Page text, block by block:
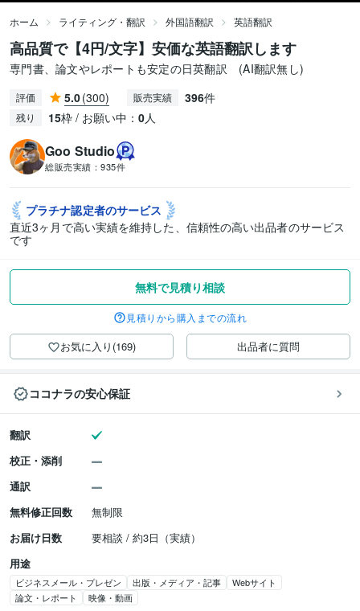
ホーム ライティング・翻訳 外国語翻訳 英語翻訳
高品質で【4円/文字】安価な英語翻訳します
専門書、論文やレポートも安定の日英翻訳 (AI翻訳無し)
評価 5.0(300) 販売実績 396件
残り 15枠 / お願い中： 0人
Goo Studio
総販売実績： 935件
プラチナ認定者のサービス
直近3ヶ月で高い実績を維持した、信頼性の高い出品者のサービス
です
無料で見積り相談
見積りから購入までの流れ
お気に入り(169) 出品者に質問
ココナラの安心保証
翻訳
校正・添削
通訳
無料修正回数
無制限
お届け日数
要相談 / 約3日（実績）
用途
ビジネスメール・プレゼン 出版・メディア・記事
Webサイト
論文・レポート
映像・動画